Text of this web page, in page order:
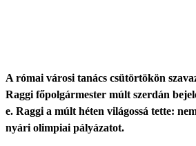
A római városi tanács csütörtökön
Raggi főpolgármester múlt szerdán
e. Raggi a múlt héten világossá tette:
nyári olimpiai pályázatot.